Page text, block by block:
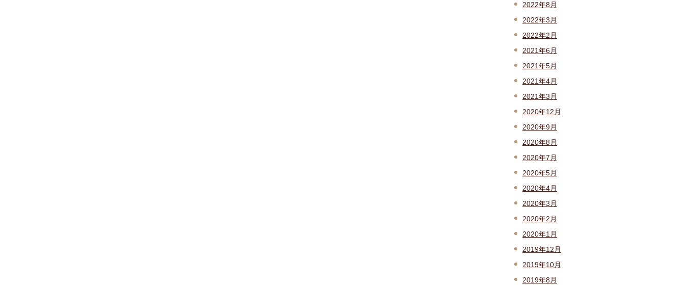
2022年8月
2022年3月
2022年2月
2021年6月
2021年5月
2021年4月
2021年3月
2020年12月
2020年9月
2020年8月
2020年7月
2020年5月
2020年4月
2020年3月
2020年2月
2020年1月
2019年12月
2019年10月
2019年8月